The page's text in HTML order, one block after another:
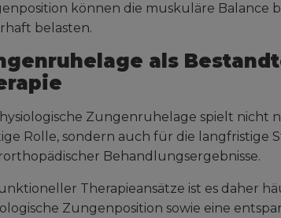
können die muskuläre Balance
belasten.
als
Zungenruhelage spielt nicht
Rolle, sondern auch für die langfristige
Behandlungsergebnisse.
Therapieansätze ist es daher
Zungenposition sowie eine